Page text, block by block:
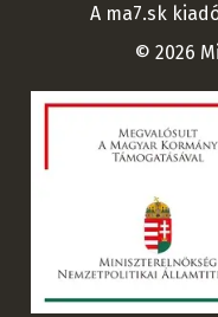
A ma7.sk
© 2026